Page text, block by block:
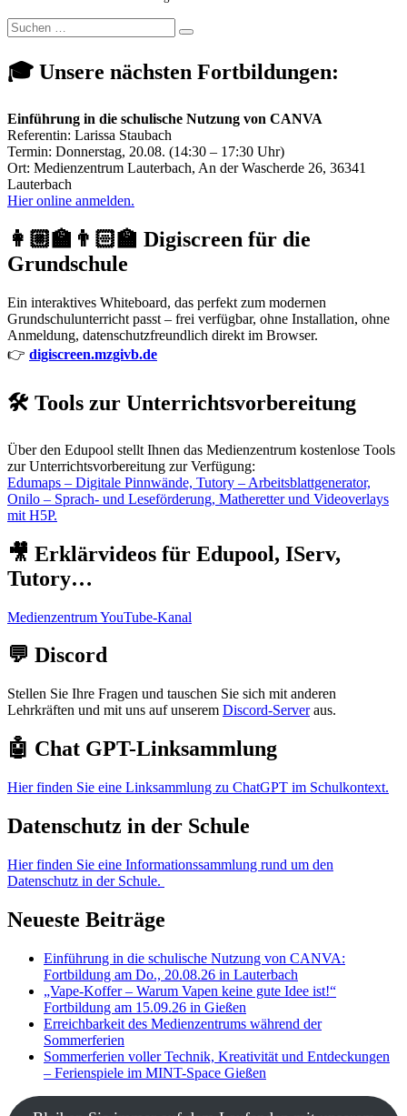
Suchen
nach:
Suchen
🎓 Unsere nächsten Fortbildungen:
Einführung in die schulische Nutzung von CANVA
Referentin: Larissa Staubach
Termin: Donnerstag, 20.08. (14:30 – 17:30 Uhr)
Ort: Medienzentrum Lauterbach, An der Wascherde 26, 36341
Lauterbach
Hier online anmelden.
👩🏼‍🏫👨🏻‍🏫 Digiscreen für die
Grundschule
Ein interaktives Whiteboard, das perfekt zum modernen
Grundschulunterricht passt – frei verfügbar, ohne Installation, ohne
Anmeldung, datenschutzfreundlich direkt im Browser.
👉 digiscreen.mzgivb.de
🛠️ Tools zur Unterrichtsvorbereitung
Über den Edupool stellt Ihnen das Medienzentrum kostenlose Tools
zur Unterrichtsvorbereitung zur Verfügung:
Edumaps – Digitale Pinnwände, Tutory – Arbeitsblattgenerator,
Onilo – Sprach- und Leseförderung, Matheretter und Videoverlays
mit H5P.
🎥 Erklärvideos für Edupool, IServ,
Tutory…
Medienzentrum YouTube-Kanal
💬 Discord
Stellen Sie Ihre Fragen und tauschen Sie sich mit anderen
Lehrkräften und mit uns auf unserem Discord-Serveraus.
🤖 Chat GPT-Linksammlung
Hier finden Sie eine Linksammlung zu ChatGPT im Schulkontext.
Datenschutz in der Schule
Hier finden Sie eine Informationssammlung rund um den
Datenschutz in der Schule.
Neueste Beiträge
Einführung in die schulische Nutzung von CANVA:
Fortbildung am Do., 20.08.26 in Lauterbach
„Vape-Koffer – Warum Vapen keine gute Idee ist!“
Fortbildung am 15.09.26 in Gießen
Erreichbarkeit des Medienzentrums während der
Sommerferien
Sommerferien voller Technik, Kreativität und Entdeckungen
– Ferienspiele im MINT-Space Gießen